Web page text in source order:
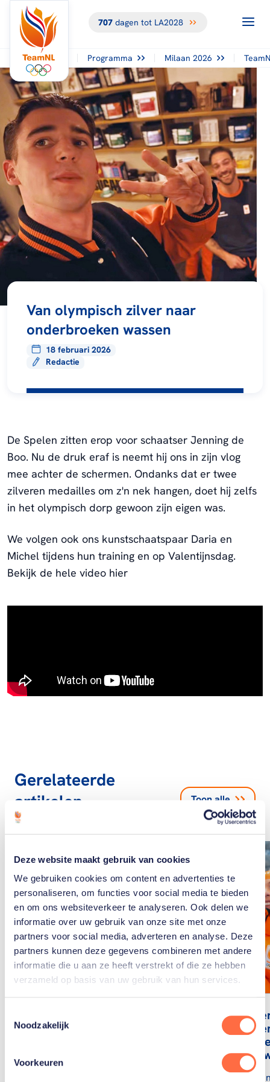
Deze website maakt gebruik van cookies
We gebruiken cookies om content en advertenties te
personaliseren, om functies voor social media te bieden
en om ons websiteverkeer te analyseren. Ook delen we
informatie over uw gebruik van onze site met onze
partners voor social media, adverteren en analyse. Deze
partners kunnen deze gegevens combineren met andere
informatie die u aan ze heeft verstrekt of die ze hebben
verzameld op basis van uw gebruik van hun services.
Noodzakelijk
Voorkeuren
707dagen tot LA2028
Programma Milaan 2026
Van olympisch zilver naar
onderbroeken wassen
18 februari 2026
Redactie
De Spelen zitten erop voor schaatser Jenning de
Boo. Nu de druk eraf is neemt hij ons in zijn vlog
mee achter de schermen. Ondanks dat er twee
zilveren medailles om z'n nek hangen, doet hij zelfs
in het olympisch dorp gewoon zijn eigen was.
We volgen ook ons kunstschaatspaar Daria en
Michel tijdens hun training en op Valentijnsdag.
Bekijk de hele video hier
Gerelateerde
artikelen
Toon alle
Spelen en de eerste
De eerste sneeuwtraining
Jutta
haar
onze
In deel 2